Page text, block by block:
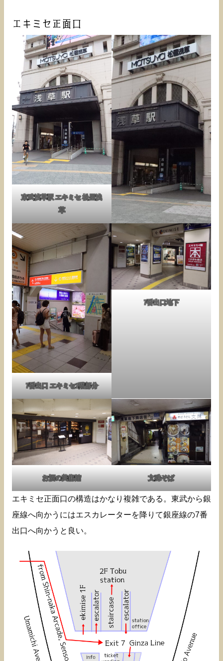
エキミセ正面口
東武浅草駅 エキミセ 松屋浅
草
7番出口 エキミセ1階部分
7番出口地下
お酒の美術館 文殊そば
エキミセ正面口の構造はかなり複雑である。東武から銀
座線へ向かうにはエスカレーターを降りて銀座線の7番
出口へ向かうと良い。